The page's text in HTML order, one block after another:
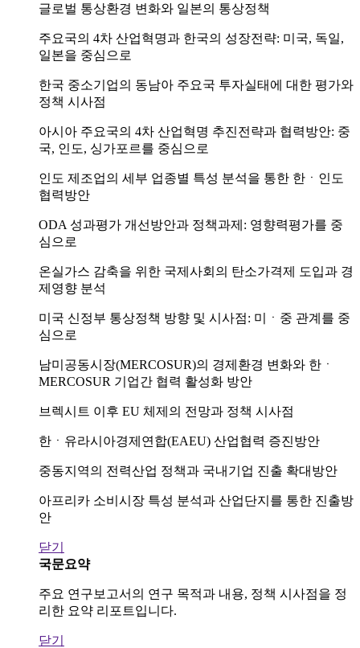
글로벌 통상환경 변화와 일본의 통상정책
주요국의 4차 산업혁명과 한국의 성장전략: 미국, 독일,
일본을 중심으로
한국 중소기업의 동남아 주요국 투자실태에 대한 평가와
정책 시사점
아시아 주요국의 4차 산업혁명 추진전략과 협력방안: 중
국, 인도, 싱가포르를 중심으로
인도 제조업의 세부 업종별 특성 분석을 통한 한ㆍ인도
협력방안
ODA 성과평가 개선방안과 정책과제: 영향력평가를 중
심으로
온실가스 감축을 위한 국제사회의 탄소가격제 도입과 경
제영향 분석
미국 신정부 통상정책 방향 및 시사점: 미ㆍ중 관계를 중
심으로
남미공동시장(MERCOSUR)의 경제환경 변화와 한ㆍ
MERCOSUR 기업간 협력 활성화 방안
브렉시트 이후 EU 체제의 전망과 정책 시사점
한ㆍ유라시아경제연합(EAEU) 산업협력 증진방안
중동지역의 전력산업 정책과 국내기업 진출 확대방안
아프리카 소비시장 특성 분석과 산업단지를 통한 진출방
안
닫기
국문요약
주요 연구보고서의 연구 목적과 내용, 정책 시사점을 정
리한 요약 리포트입니다.
닫기